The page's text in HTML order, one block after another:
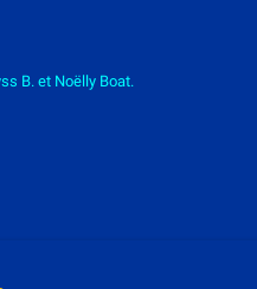
B. et Noëlly Boat.